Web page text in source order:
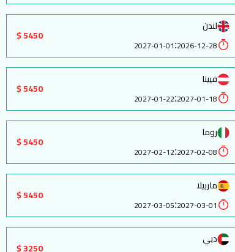
لندن
2026-12-28
:
2027-01-01
5450 $
فيينا
2027-01-18
:
2027-01-22
5450 $
روما
2027-02-08
:
2027-02-12
5450 $
ماربيلا
2027-03-01
:
2027-03-05
5450 $
دبي
3250 $